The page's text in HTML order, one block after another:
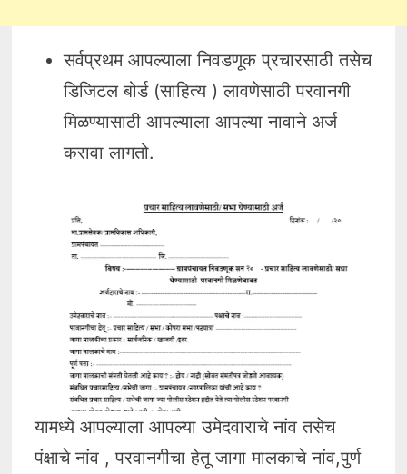
सर्वप्रथम आपल्याला निवडणूक प्रचारसाठी तसेच
डि‍जिटल बोर्ड (साहित्य ) लावणेसाठी परवानगी
मिळण्यासाठी आपल्याला आपल्या नावाने अर्ज
करावा लागतो.
यामध्ये आपल्याला आपल्या उमेदवाराचे नांव तसेच
पंक्षाचे नांव , परवानगीचा हेतू जागा मालकाचे नांव,पुर्ण